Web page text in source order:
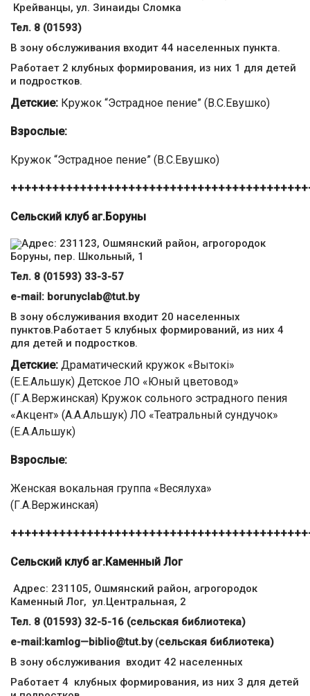
Крейванцы, ул. Зинаиды Сломка
Тел. 8 (01593)
В зону обслуживания входит 44 населенных пункта.
Работает 2 клубных формирования, из них 1 для детей
и подростков.
Детские: Кружок “Эстрадное пение” (В.С.Евушко)
Взрослые:
Кружок “Эстрадное пение” (В.С.Евушко)
Сельский клуб аг.Боруны
Адрес: 231123, Ошмянский район, агрогородок
Боруны, пер. Школьный, 1
Тел. 8 (01593) 33-3-57
е-mail: borunyclab@tut.by
В зону обслуживания входит 20 населенных
пунктов.Работает 5 клубных формирований, из них 4
для детей и подростков.
Детские: Драматический кружок «Вытокі»
(Е.Е.Альшук) Детское ЛО «Юный цветовод»
(Г.А.Вержинская) Кружок сольного эстрадного пения
«Акцент» (А.А.Альшук) ЛО «Театральный сундучок»
(Е.А.Альшук)
Взрослые:
Женская вокальная группа «Весялуха»
(Г.А.Вержинская)
Сельский клуб аг.Каменный Лог
Адрес: 231105, Ошмянский район, агрогородок
Каменный Лог, ул.Центральная, 2
Тел. 8 (01593) 32-5-16 (сельская библиотека)
е-mail:kamlog—biblio@tut.by(сельская библиотека)
В зону обслуживания входит 42 населенных
Работает 4 клубных формирования, из них 3 для детей